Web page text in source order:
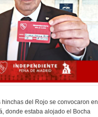
hinchas del Rojo se convocaron en
donde estaba alojado el Bocha